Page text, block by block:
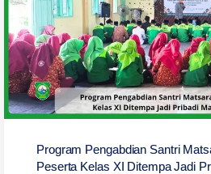
Program Pengabdian Santri
Peserta Kelas XI Ditempa Jadi